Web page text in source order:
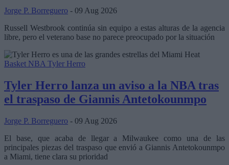
Jorge P. Borreguero - 09 Aug 2026
Russell Westbrook continúa sin equipo a estas alturas de la agencia
libre, pero el veterano base no parece preocupado por la situación
Basket NBA Tyler Herro
Tyler Herro lanza un aviso a la NBA tras
el traspaso de Giannis Antetokounmpo
Jorge P. Borreguero - 09 Aug 2026
El base, que acaba de llegar a Milwaukee como una de las
principales piezas del traspaso que envió a Giannis Antetokounmpo
a Miami, tiene clara su prioridad